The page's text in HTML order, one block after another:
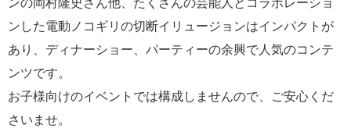
ンの岡村隆史さん他、たくさんの芸能人とコラボレーショ
ンした電動ノコギリの切断イリュージョンはインパクトが
あり、ディナーショー、パーティーの余興で人気のコンテ
ンツです。
お子様向けのイベントでは構成しませんので、ご安心くだ
さいませ。